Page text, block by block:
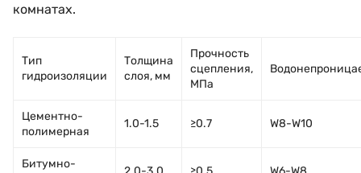
комнатах.
Тип
гидроизоляции
Толщина
слоя, мм
Прочность
сцепления,
МПа
Цементно-
полимерная
1.0-1.5 ≥0.7 W8-W10
Битумно-